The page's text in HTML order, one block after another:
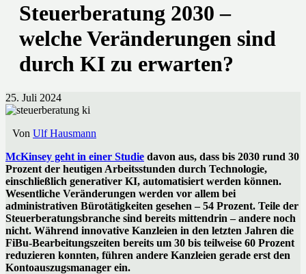
Steuerberatung 2030 –
welche Veränderungen sind
durch KI zu erwarten?
25. Juli 2024
Von Ulf Hausmann
McKinsey geht in einer Studie davon aus, dass bis 2030 rund 30
Prozent der heutigen Arbeitsstunden durch Technologie,
einschließlich generativer KI, automatisiert werden können.
Wesentliche Veränderungen werden vor allem bei
administrativen Bürotätigkeiten gesehen – 54 Prozent. Teile der
Steuerberatungsbranche sind bereits mittendrin – andere noch
nicht. Während innovative Kanzleien in den letzten Jahren die
FiBu-Bearbeitungszeiten bereits um 30 bis teilweise 60 Prozent
reduzieren konnten, führen andere Kanzleien gerade erst den
Kontoauszugsmanager ein.